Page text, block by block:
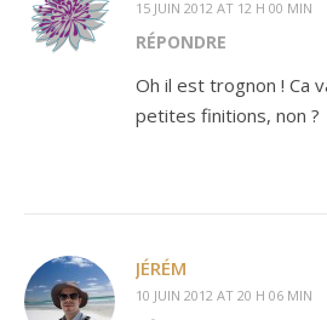
15 JUIN 2012 AT 12 H 00 MIN
RÉPONDRE
Oh il est trognon ! Ca
petites finitions, non ?
JÉRÉM
10 JUIN 2012 AT 20 H 06 MIN